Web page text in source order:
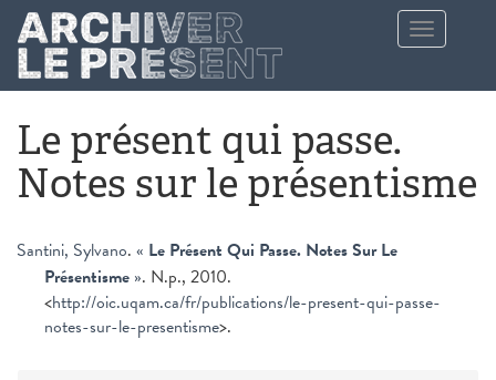
Aller au contenu principal
Toggle
navigation
Le présent qui passe.
Notes sur le présentisme
Santini, Sylvano. « Le Présent Qui Passe. Notes Sur Le
Présentisme ». N.p., 2010.
<http://oic.uqam.ca/fr/publications/le-present-qui-passe-
notes-sur-le-presentisme>.